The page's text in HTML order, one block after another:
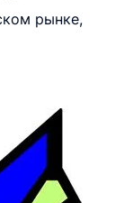
рынке,